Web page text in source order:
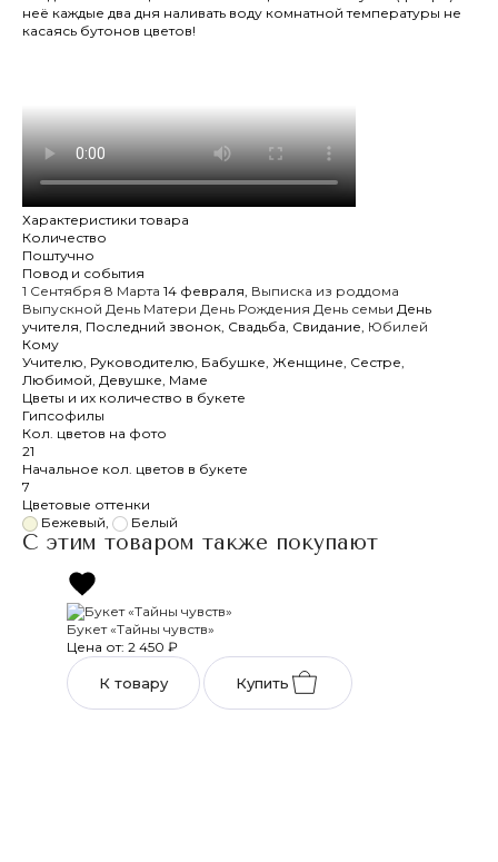
неё каждые два дня наливать воду комнатной температуры не
касаясь бутонов цветов!
Характеристики товара
Количество
Поштучно
Повод и события
1 Сентября 8 Марта 14 февраля Выписка из роддома
Выпускной День Матери День Рождения День семьи День
учителя Последний звонок Свадьба Свидание Юбилей
Кому
Учителю Руководителю Бабушке Женщине Сестре
Любимой Девушке Маме
Цветы и их количество в букете
Гипсофилы
Кол. цветов на фото
21
Начальное кол. цветов в букете
7
Цветовые оттенки
Бежевый
Белый
С этим товаром также покупают
Букет «Тайны чувств»
Цена от: 2 450 ₽
К товару Купить